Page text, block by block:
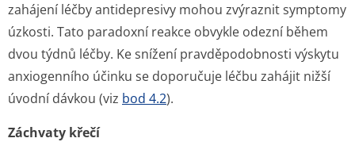
zahájení léčby antidepresivy mohou zvýraznit symptomy
úzkosti. Tato paradoxní reakce obvykle odezní během
dvou týdnů léčby. Ke snížení pravděpodobnosti výskytu
anxiogenního účinku se doporučuje léčbu zahájit nižší
úvodní dávkou (viz bod 4.2).
Záchvaty křečí